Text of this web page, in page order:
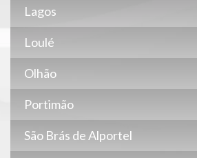
Lagos
Loulé
Olhão
Portimão
São Brás de Alportel